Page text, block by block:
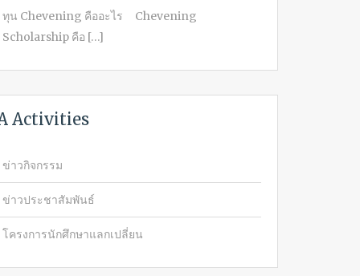
ทุน Chevening คืออะไร Chevening
Scholarship คือ […]
Activities
ข่าวกิจกรรม
ข่าวประชาสัมพันธ์
โครงการนักศึกษาแลกเปลี่ยน